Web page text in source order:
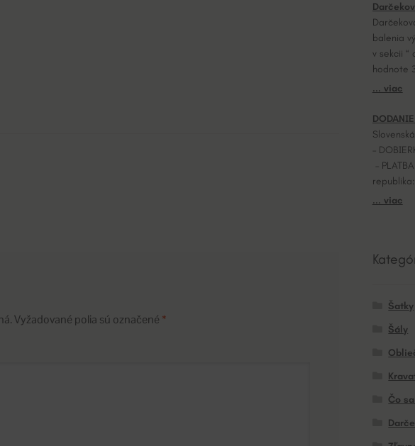
Vyžadované polia sú označené *
balenia
v sekcii “
hodnote
... viac
–
–
... viac
Šatky
Šály
Čo